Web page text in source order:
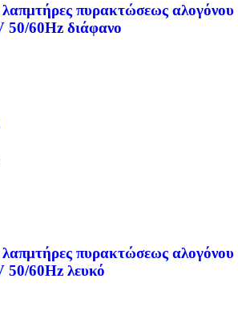
πυρακτώσεως αλογόνου
50/60Hz διάφανο
πυρακτώσεως αλογόνου
50/60Hz λευκό